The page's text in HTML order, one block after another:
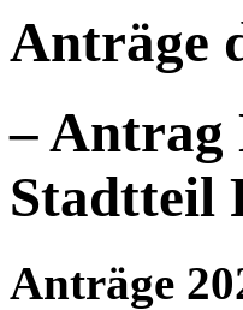
Anträge
– Antrag
Stadtteil
Anträge